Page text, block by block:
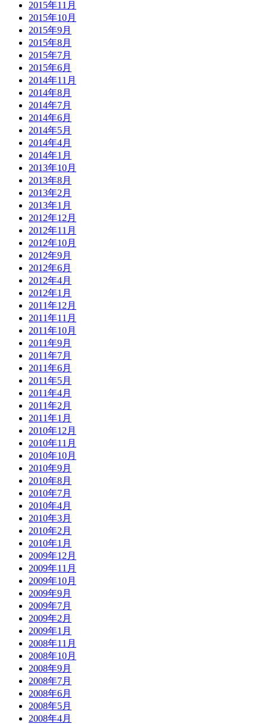
2015年11月
2015年10月
2015年9月
2015年8月
2015年7月
2015年6月
2014年11月
2014年8月
2014年7月
2014年6月
2014年5月
2014年4月
2014年1月
2013年10月
2013年8月
2013年2月
2013年1月
2012年12月
2012年11月
2012年10月
2012年9月
2012年6月
2012年4月
2012年1月
2011年12月
2011年11月
2011年10月
2011年9月
2011年7月
2011年6月
2011年5月
2011年4月
2011年2月
2011年1月
2010年12月
2010年11月
2010年10月
2010年9月
2010年8月
2010年7月
2010年4月
2010年3月
2010年2月
2010年1月
2009年12月
2009年11月
2009年10月
2009年9月
2009年7月
2009年2月
2009年1月
2008年11月
2008年10月
2008年9月
2008年7月
2008年6月
2008年5月
2008年4月